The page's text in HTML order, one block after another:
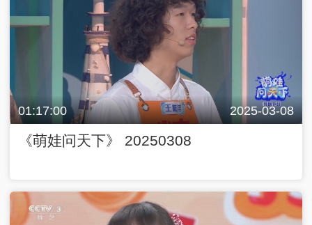
01:17:00 2025-03-08
《萌娃问天下》 20250308